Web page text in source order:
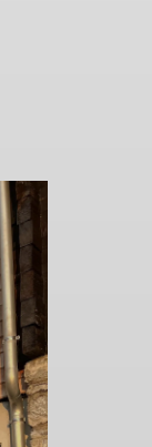
Wintereinbruch -